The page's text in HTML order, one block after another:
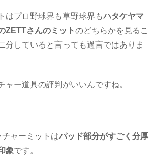
はプロ野球界も草野球界もハタケヤマ
ZETTさんのミットのどちらかを見るこ
分していると言っても過言ではありま
ャー道具の評判がいいんですね。
ャーミットはパッド部分がすごく分厚
象です。